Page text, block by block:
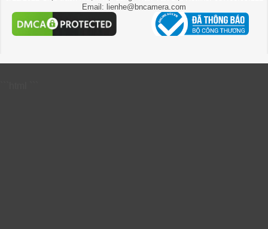
Email: lienhe@bncamera.com